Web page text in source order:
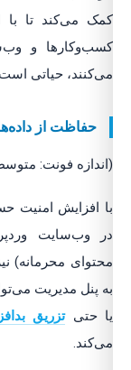
کمک می‌کند تا با
کسب‌وکارها و
می‌کنند، حیاتی
حفاظت از
(اندازه فونت:
با افزایش امنیت
در وب‌سایت
محتوای محرمانه)
به پنل مدیریت
یا حتیتزریق
می‌کند.